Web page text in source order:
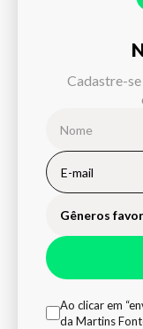
Cadastre-
Gêneros
Ao clicar em
da Martins